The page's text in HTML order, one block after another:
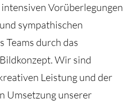
Vorüberlegungen
sympathischen
Teams durch das
Wir sind
Leistung und der
Umsetzung unserer